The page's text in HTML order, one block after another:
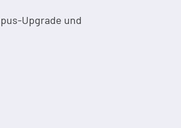
Upgrade und